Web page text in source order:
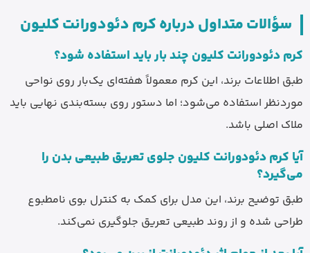
سؤالات متداول درباره کرم دئودورانت کلیون
کرم دئودورانت کلیون چند بار باید استفاده شود؟
طبق اطلاعات برند، این کرم معمولاً هفته‌ای یک‌بار روی نواحی
موردنظر استفاده می‌شود؛ اما دستور روی بسته‌بندی نهایی باید
ملاک اصلی باشد.
آیا کرم دئودورانت کلیون جلوی تعریق طبیعی بدن را
می‌گیرد؟
طبق توضیح برند، این مدل برای کمک به کنترل بوی نامطبوع
طراحی شده و از روند طبیعی تعریق جلوگیری نمی‌کند.